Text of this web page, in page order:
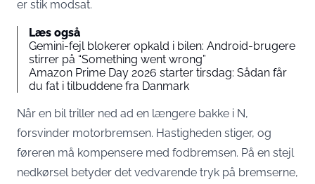
er stik modsat.
Læs også
Gemini-fejl blokerer opkald i bilen: Android-brugere
stirrer på “Something went wrong”
Amazon Prime Day 2026 starter tirsdag: Sådan får
du fat i tilbuddene fra Danmark
Når en bil triller ned ad en længere bakke i N,
forsvinder motorbremsen. Hastigheden stiger, og
føreren må kompensere med fodbremsen. På en stejl
nedkørsel betyder det vedvarende tryk på bremserne,